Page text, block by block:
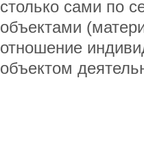
столько сами по
объектами
отношение
объектом